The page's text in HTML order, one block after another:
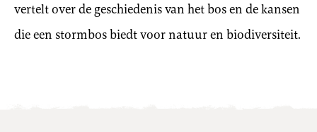
vertelt over de geschiedenis van het bos en de kansen
die een stormbos biedt voor natuur en biodiversiteit.